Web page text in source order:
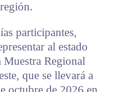
participantes,
al estado
Muestra Regional
que se llevará a